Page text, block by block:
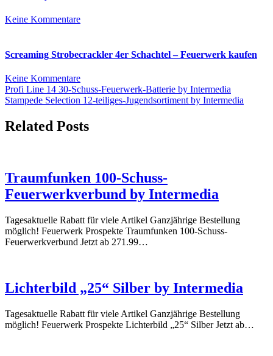
kaufen
Keine Kommentarezu
Fontänenbatterie
–
kaufen
Screaming Strobecrackler 4er Schachtel – Feuerwerk kaufen
Keine Kommentarezu
Screaming
Strobecrackler
Schachtel
–
Beitrags-
Navigation
Profi Line 14 30-Schuss-Feuerwerk-Batterie by Intermedia
Stampede Selection 12-teiliges-Jugendsortiment by Intermedia
Related Posts
Traumfunken 100-Schuss-
Feuerwerkverbund by Intermedia
Tagesaktuelle Rabatt für viele Artikel Ganzjährige Bestellung
möglich! Feuerwerk Prospekte Traumfunken 100-Schuss-
Feuerwerkverbund Jetzt ab 271.99…
Lichterbild „25“ Silber by Intermedia
Tagesaktuelle Rabatt für viele Artikel Ganzjährige Bestellung
möglich! Feuerwerk Prospekte Lichterbild „25“ Silber Jetzt ab…